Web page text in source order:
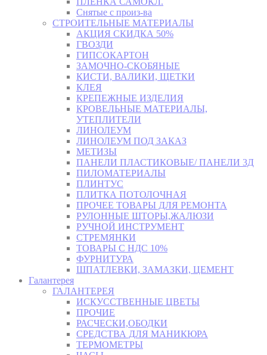
Снятые с произ-ва
СТРОИТЕЛЬНЫЕ МАТЕРИАЛЫ
АКЦИЯ СКИДКА 50%
ГВОЗДИ
ГИПСОКАРТОН
ЗАМОЧНО-СКОБЯНЫЕ
КИСТИ, ВАЛИКИ, ЩЕТКИ
КЛЕЯ
КРЕПЕЖНЫЕ ИЗДЕЛИЯ
КРОВЕЛЬНЫЕ МАТЕРИАЛЫ,
УТЕПЛИТЕЛИ
ЛИНОЛЕУМ
ЛИНОЛЕУМ ПОД ЗАКАЗ
МЕТИЗЫ
ПАНЕЛИ ПЛАСТИКОВЫЕ/ ПАНЕЛИ 3Д
ПИЛОМАТЕРИАЛЫ
ПЛИНТУС
ПЛИТКА ПОТОЛОЧНАЯ
ПРОЧЕЕ ТОВАРЫ ДЛЯ РЕМОНТА
РУЛОННЫЕ ШТОРЫ,ЖАЛЮЗИ
РУЧНОЙ ИНСТРУМЕНТ
СТРЕМЯНКИ
ТОВАРЫ С НДС 10%
ФУРНИТУРА
ШПАТЛЕВКИ, ЗАМАЗКИ, ЦЕМЕНТ
Галантерея
ГАЛАНТЕРЕЯ
ИСКУССТВЕННЫЕ ЦВЕТЫ
ПРОЧИЕ
РАСЧЕСКИ,ОБОДКИ
СРЕДСТВА ДЛЯ МАНИКЮРА
ТЕРМОМЕТРЫ